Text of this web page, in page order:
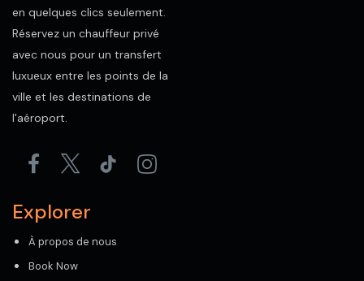
en quelques clics seulement.
Réservez un chauffeur privé
avec nous pour un transfert
luxueux entre les points de la
ville et les destinations de
l'aéroport.
Explorer
À propos de nous
Book Now